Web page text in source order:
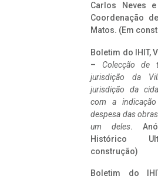
Carlos Neves
Coordenação
Matos. (Em
Boletim do IHIT,
– Colecção
jurisdição da
jurisdição da
com a
despesa das
um deles.
Histórico
construção)
Boletim do